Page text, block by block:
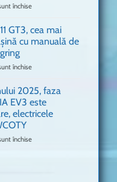
că
era
un
festival
🤭
închise
Am
pus
cu
Ford
la
un
GT3, cea mai
cu manuală de
închise
911
GT3,
cea
mai
2025, faza
EV3 este
electricele
închise